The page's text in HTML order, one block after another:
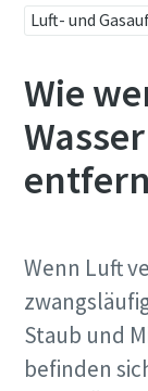
Luft- und
Wie
Wenn Luft
Staub und
befinden